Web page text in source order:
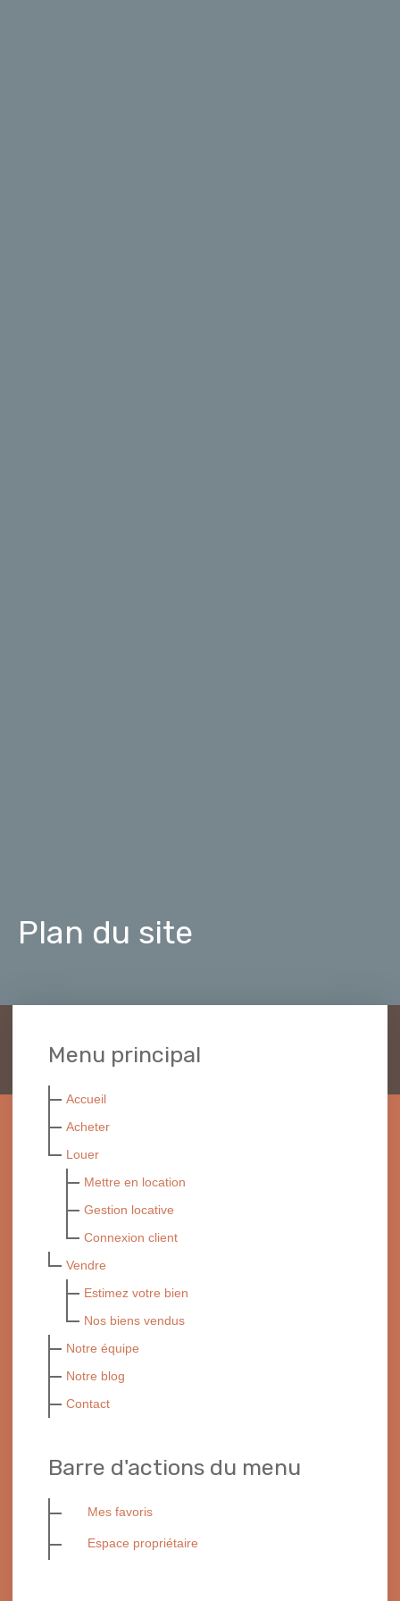
Plan du site
Menu principal
Accueil
Acheter
Louer
Mettre en location
Gestion locative
Connexion client
Vendre
Estimez votre bien
Nos biens vendus
Notre équipe
Notre blog
Contact
Barre d'actions du menu
Mes favoris
Espace propriétaire